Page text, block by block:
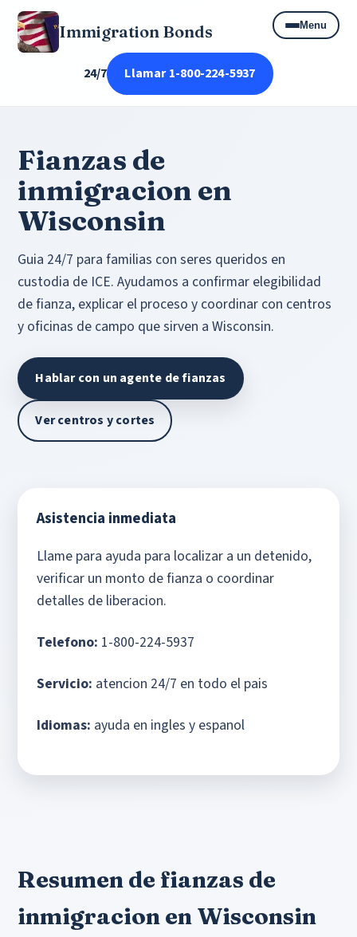
Immigration Bonds Menu
24/7 Llamar 1-800-224-5937
Fianzas de
inmigracion en
Wisconsin
Guia 24/7 para familias con seres queridos en
custodia de ICE. Ayudamos a confirmar elegibilidad
de fianza, explicar el proceso y coordinar con centros
y oficinas de campo que sirven a Wisconsin.
Hablar con un agente de fianzas
Ver centros y cortes
Asistencia inmediata
Llame para ayuda para localizar a un detenido,
verificar un monto de fianza o coordinar
detalles de liberacion.
Telefono: 1-800-224-5937
Servicio: atencion 24/7 en todo el pais
Idiomas: ayuda en ingles y espanol
Resumen de fianzas de
inmigracion en Wisconsin